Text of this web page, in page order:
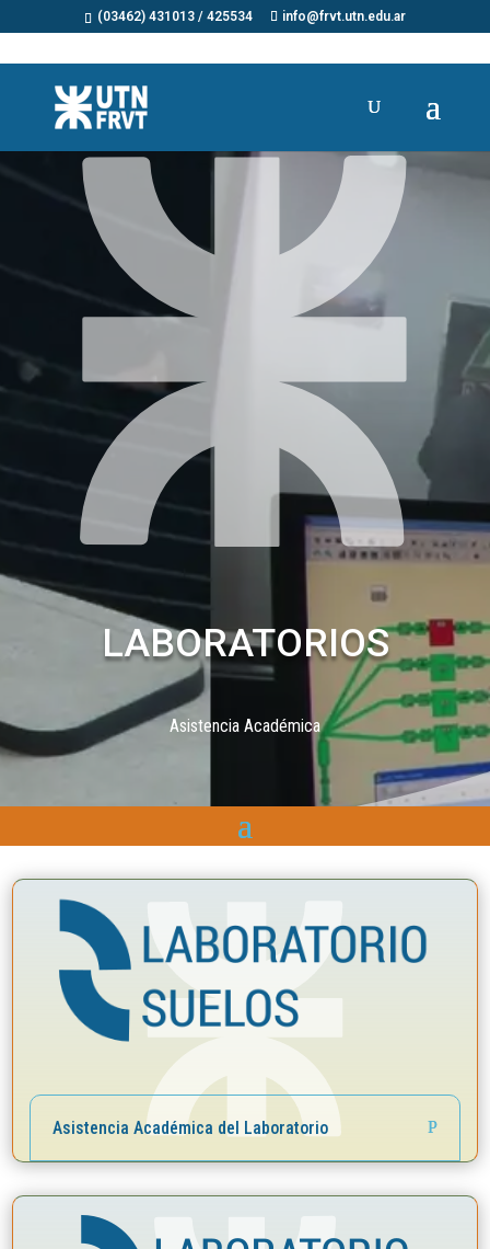
(03462) 431013 / 425534 info@frvt.utn.edu.ar
LABORATORIOS
Asistencia Académica
Asistencia Académica del Laboratorio